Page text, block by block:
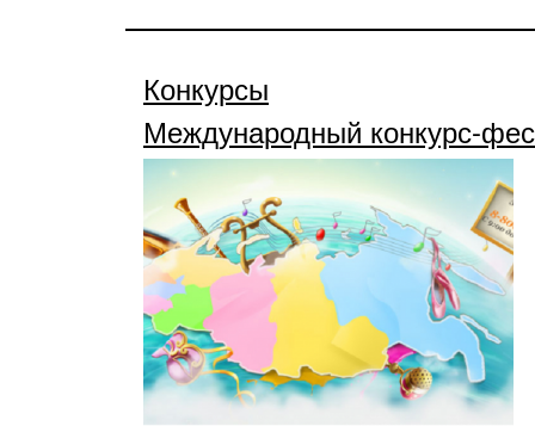
Конкурсы
Международный конкурс-